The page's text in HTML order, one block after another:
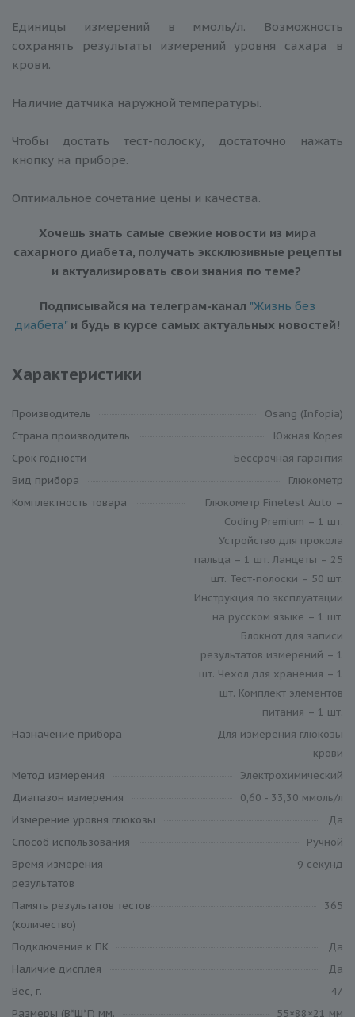
Единицы измерений в ммоль/л. Возможность
сохранять результаты измерений уровня сахара в
крови.
Наличие датчика наружной температуры.
Чтобы достать тест-полоску, достаточно нажать
кнопку на приборе.
Оптимальное сочетание цены и качества.
Хочешь знать самые свежие новости из мира
сахарного диабета, получать эксклюзивные рецепты
и актуализировать свои знания по теме?
Подписывайся на телеграм-канал "Жизнь без
диабета" и будь в курсе самых актуальных новостей!
Характеристики
Производитель
Osang (Infopia)
Cтрана производитель
Южная Корея
Cрок годности
Бессрочная гарантия
Вид прибора
Глюкометр
Комплектность товара
Глюкометр Finetest Auto –
Coding Premium – 1 шт.
Устройство для прокола
пальца – 1 шт. Ланцеты – 25
шт. Тест-полоски – 50 шт.
Инструкция по эксплуатации
на русском языке – 1 шт.
Блокнот для записи
результатов измерений – 1
шт. Чехол для хранения – 1
шт. Комплект элементов
питания – 1 шт.
Назначение прибора
Для измерения глюкозы
крови
Метод измерения
Электрохимический
Диапазон измерения
0,60 - 33,30 ммоль/л
Измерение уровня глюкозы
Да
Способ использования
Ручной
Время измерения
результатов
9 секунд
Память результатов тестов
(количество)
365
Подключение к ПК
Да
Наличие дисплея
Да
Вес, г.
47
Размеры (В*Ш*Г) мм.
55×88×21 мм